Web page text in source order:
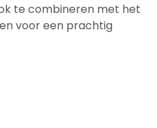
te combineren met het
voor een prachtig